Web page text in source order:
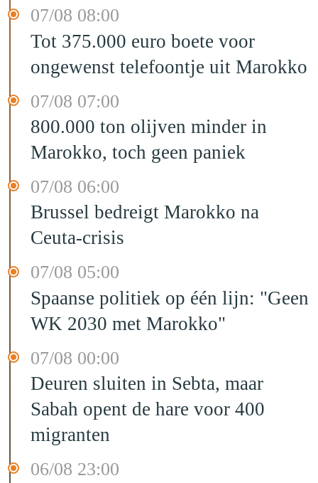
07/08 08:00
Tot 375.000 euro boete voor
ongewenst telefoontje uit Marokko
07/08 07:00
800.000 ton olijven minder in
Marokko, toch geen paniek
07/08 06:00
Brussel bedreigt Marokko na
Ceuta-crisis
07/08 05:00
Spaanse politiek op één lijn: "Geen
WK 2030 met Marokko"
07/08 00:00
Deuren sluiten in Sebta, maar
Sabah opent de hare voor 400
migranten
06/08 23:00